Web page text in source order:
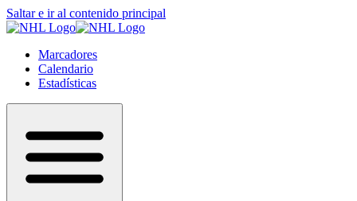
Saltar e ir al contenido principal
Marcadores
Calendario
Estadísticas